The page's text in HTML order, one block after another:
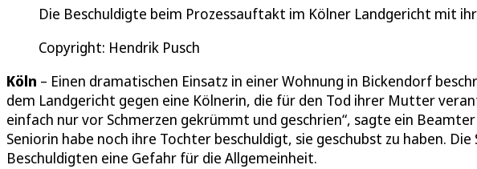
Die Beschuldigte beim Prozessauftakt im Kölner Landgericht mit
Copyright: Hendrik Pusch
Köln – Einen dramatischen Einsatz in einer Wohnung in Bickendorf
dem Landgericht gegen eine Kölnerin, die für den Tod ihrer Mutter
einfach nur vor Schmerzen gekrümmt und geschrien“, sagte ein
Seniorin habe noch ihre Tochter beschuldigt, sie geschubst zu haben.
Beschuldigten eine Gefahr für die Allgemeinheit.